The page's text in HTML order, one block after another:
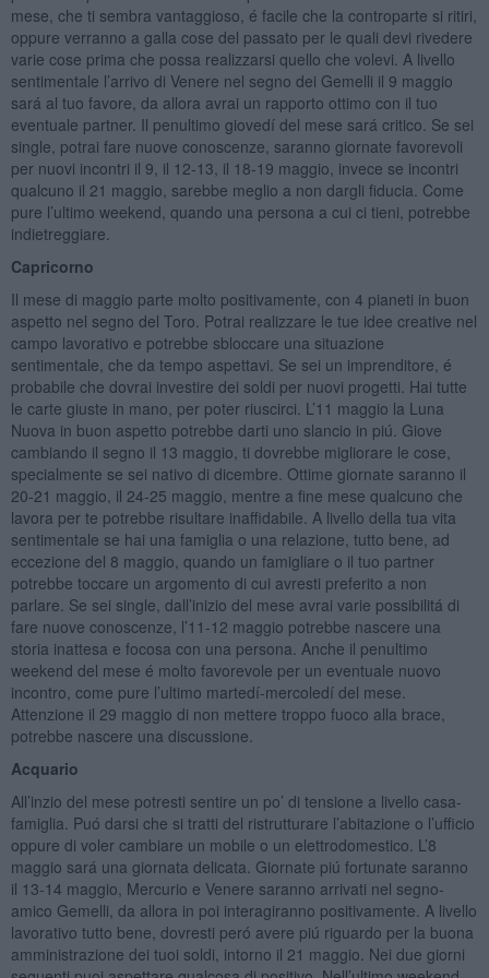
mese, che ti sembra vantaggioso, é facile che la controparte si ritiri,
oppure verranno a galla cose del passato per le quali devi rivedere
varie cose prima che possa realizzarsi quello che volevi. A livello
sentimentale l’arrivo di Venere nel segno dei Gemelli il 9 maggio
sará al tuo favore, da allora avrai un rapporto ottimo con il tuo
eventuale partner. Il penultimo giovedí del mese sará critico. Se sei
single, potrai fare nuove conoscenze, saranno giornate favorevoli
per nuovi incontri il 9, il 12-13, il 18-19 maggio, invece se incontri
qualcuno il 21 maggio, sarebbe meglio a non dargli fiducia. Come
pure l’ultimo weekend, quando una persona a cui ci tieni, potrebbe
indietreggiare.
Capricorno
Il mese di maggio parte molto positivamente, con 4 pianeti in buon
aspetto nel segno del Toro. Potrai realizzare le tue idee creative nel
campo lavorativo e potrebbe sbloccare una situazione
sentimentale, che da tempo aspettavi. Se sei un imprenditore, é
probabile che dovrai investire dei soldi per nuovi progetti. Hai tutte
le carte giuste in mano, per poter riuscirci. L’11 maggio la Luna
Nuova in buon aspetto potrebbe darti uno slancio in piú. Giove
cambiando il segno il 13 maggio, ti dovrebbe migliorare le cose,
specialmente se sei nativo di dicembre. Ottime giornate saranno il
20-21 maggio, il 24-25 maggio, mentre a fine mese qualcuno che
lavora per te potrebbe risultare inaffidabile. A livello della tua vita
sentimentale se hai una famiglia o una relazione, tutto bene, ad
eccezione del 8 maggio, quando un famigliare o il tuo partner
potrebbe toccare un argomento di cui avresti preferito a non
parlare. Se sei single, dall’inizio del mese avrai varie possibilitá di
fare nuove conoscenze, l’11-12 maggio potrebbe nascere una
storia inattesa e focosa con una persona. Anche il penultimo
weekend del mese é molto favorevole per un eventuale nuovo
incontro, come pure l’ultimo martedí-mercoledí del mese.
Attenzione il 29 maggio di non mettere troppo fuoco alla brace,
potrebbe nascere una discussione.
Acquario
All’inzio del mese potresti sentire un po’ di tensione a livello casa-
famiglia. Puó darsi che si tratti del ristrutturare l’abitazione o l’ufficio
oppure di voler cambiare un mobile o un elettrodomestico. L’8
maggio sará una giornata delicata. Giornate piú fortunate saranno
il 13-14 maggio, Mercurio e Venere saranno arrivati nel segno-
amico Gemelli, da allora in poi interagiranno positivamente. A livello
lavorativo tutto bene, dovresti peró avere piú riguardo per la buona
amministrazione dei tuoi soldi, intorno il 21 maggio. Nei due giorni